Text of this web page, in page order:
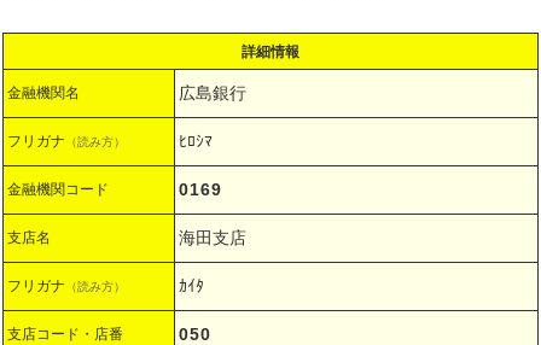
詳細情報
金融機関名 広島銀行
フリガナ （読み方） ﾋﾛｼﾏ
金融機関コード 0169
支店名 海田支店
フリガナ （読み方） ｶｲﾀ
支店コード・店番 050